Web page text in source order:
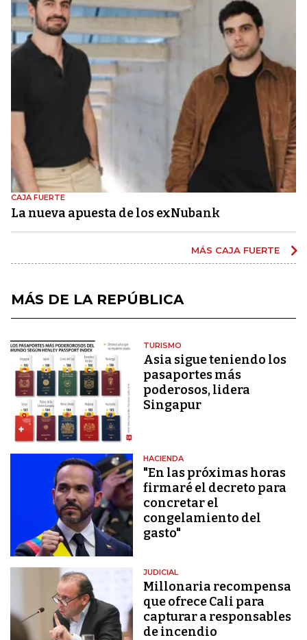
CAJA FUERTE
La nueva apuesta de los exNubank
MÁS CAJA FUERTE
MÁS DE LA REPÚBLICA
TURISMO
Asia sigue teniendo los
pasaportes más
poderosos, lidera
Singapur
HACIENDA
"En las próximas horas
firmaré el decreto para
concretar el
congelamiento del
gasto"
JUDICIAL
Millonaria recompensa
que ofrece Cali para
capturar a responsables
de incendio